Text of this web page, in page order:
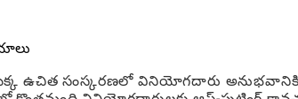
ఉచిత సంస్కరణలో వినియోగదారు అనుభవానికి